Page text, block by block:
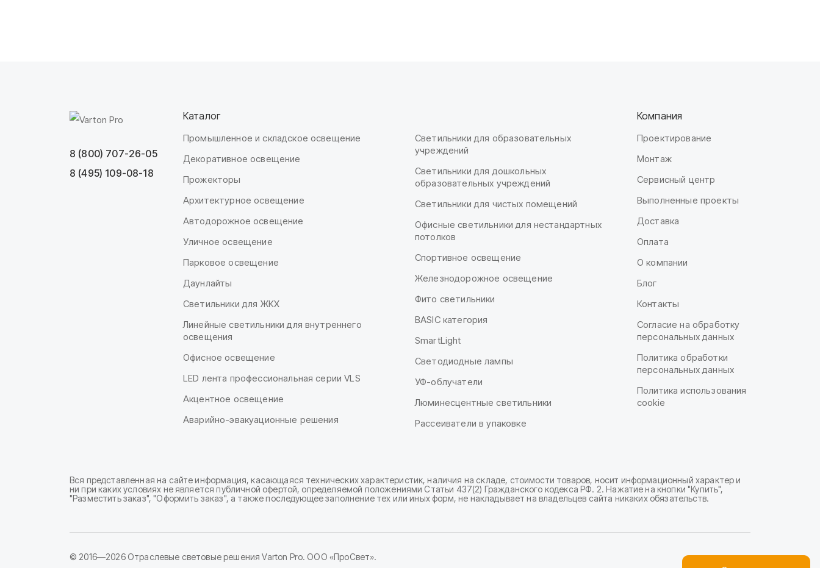
8 (800) 707-26-05
8 (495) 109-08-18
Каталог
Промышленное и складское освещение
Декоративное освещение
Прожекторы
Архитектурное освещение
Автодорожное освещение
Уличное освещение
Парковое освещение
Даунлайты
Светильники для ЖКХ
Линейные светильники для внутреннего
освещения
Офисное освещение
LED лента профессиональная серии VLS
Акцентное освещение
Аварийно-эвакуационные решения
Светильники для образовательных
учреждений
Светильники для дошкольных
образовательных учреждений
Светильники для чистых помещений
Офисные светильники для нестандартных
потолков
Спортивное освещение
Железнодорожное освещение
Фито светильники
BASIC категория
SmartLight
Светодиодные лампы
УФ-облучатели
Люминесцентные светильники
Рассеиватели в упаковке
Компания
Проектирование
Монтаж
Сервисный центр
Выполненные проекты
Доставка
Оплата
О компании
Блог
Контакты
Согласие на обработку
персональных данных
Политика обработки
персональных данных
Политика использования
cookie
Вся представленная на сайте информация, касающаяся технических характеристик, наличия на складе, стоимости товаров, носит информационный характер и
ни при каких условиях не является публичной офертой, определяемой положениями Статьи 437(2) Гражданского кодекса РФ. 2. Нажатие на кнопки "Купить",
"Разместить заказ", "Оформить заказ", а также последующее заполнение тех или иных форм, не накладывает на владельцев сайта никаких обязательств.
© 2016—2026 Отраслевые световые решения Varton Pro. ООО «ПроСвет».